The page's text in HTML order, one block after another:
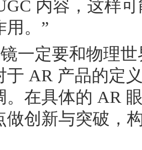
内容，这样
用。”
定要和物理世
于 AR 产品的定
。在具体的 AR
做创新与突破，